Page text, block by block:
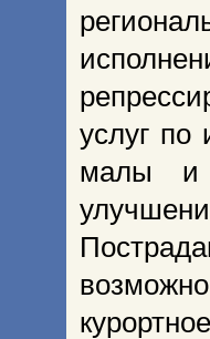
услуг по
малы и